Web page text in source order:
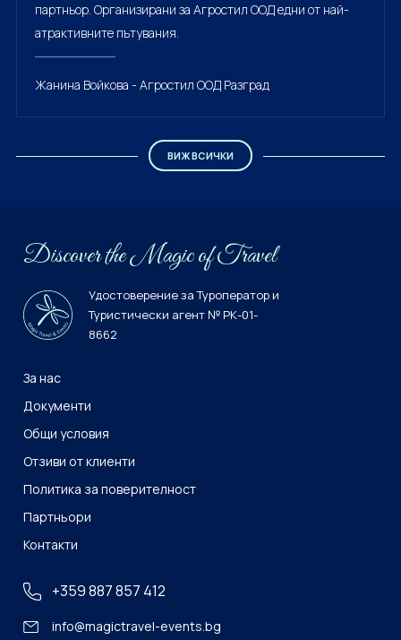
партньор. Организирани за Агростил ООД едни от най-
атрактивните пътувания.
Жанина Войкова - Агростил ООД Разград
ВИЖ ВСИЧКИ
Discover the Мagiс of Travel
Удостоверение за Туроператор и
Туристически агент № РК-01-
8662
За нас
Документи
Общи условия
Отзиви от клиенти
Политика за поверителност
Партньори
Контакти
+359 887 857 412
info@magictravel-events.bg